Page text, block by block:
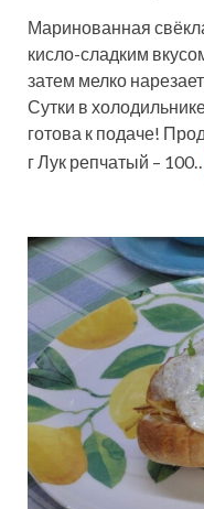
Маринованная
кисло-сладким
затем мелко
Сутки в
готова к подаче!
г Лук репчатый –